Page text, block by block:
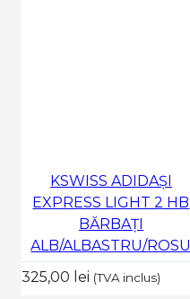
KSWISS ADIDAȘI
EXPRESS LIGHT 2 HB
BĂRBAȚI
ALB/ALBASTRU/ROSU
325,00 lei (TVA inclus)